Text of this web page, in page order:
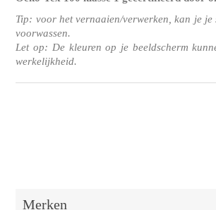
Tip: voor het vernaaien/verwerken, kan je je
voorwassen.
Let op: De kleuren op je beeldscherm
werkelijkheid.
Merken